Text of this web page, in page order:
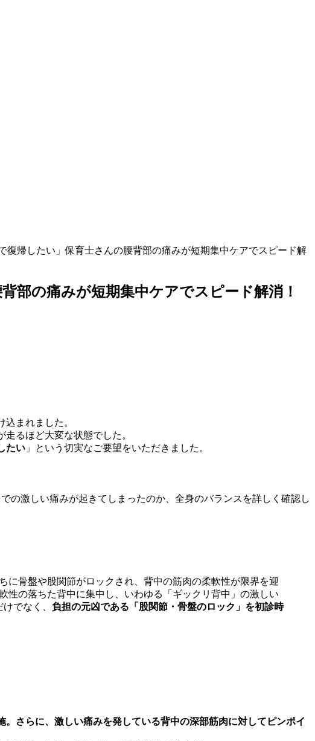
帰したい」保育士さんの腰背部の痛みが短期集中ケアでスピード解
部の痛みが短期集中ケアでスピード解消！
まれました。
るほど大変な状態でした。
たい 」という切実なご要望をいただきました。
の激しい痛みが起きてしまったのか、全身のバランスを詳しく確認し
に骨盤や股関節がロックされ、背中の筋肉の柔軟性が限界を迎
性の落ちた背中に集中し、いわゆる「ギックリ背中」の激しい
でなく、 負担の元凶である「股関節・骨盤のロック」を初診時
。さらに、激しい痛みを発している背中の深部筋肉に対してピンポイ